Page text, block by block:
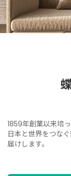
1859年創業以来培
日本と世界をつな
届けします。